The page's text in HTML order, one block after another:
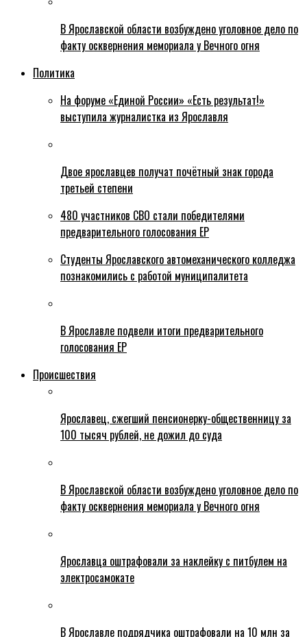
В Ярославской области возбуждено уголовное дело по
факту осквернения мемориала у Вечного огня
Политика
На форуме «Единой России» «Есть результат!»
выступила журналистка из Ярославля
Двое ярославцев получат почётный знак города
третьей степени
480 участников СВО стали победителями
предварительного голосования ЕР
Студенты Ярославского автомеханического колледжа
познакомились с работой муниципалитета
В Ярославле подвели итоги предварительного
голосования ЕР
Происшествия
Ярославец, сжегший пенсионерку-общественницу за
100 тысяч рублей, не дожил до суда
В Ярославской области возбуждено уголовное дело по
факту осквернения мемориала у Вечного огня
Ярославца оштрафовали за наклейку с питбулем на
электросамокате
В Ярославле подрядчика оштрафовали на 10 млн за